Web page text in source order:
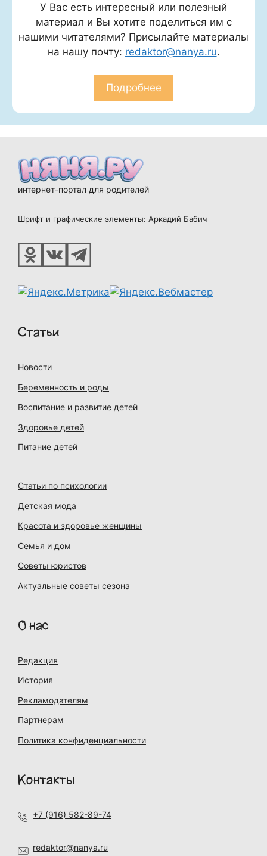
У Вас есть интересный или полезный
материал и Вы хотите поделиться им с
нашими читателями? Присылайте материалы
на нашу почту: redaktor@nanya.ru.
Подробнее
интернет-портал для родителей
Шрифт и графические элементы: Аркадий Бабич
Статьи
Новости
Беременность и роды
Воспитание и развитие детей
Здоровье детей
Питание детей
Статьи по психологии
Детская мода
Красота и здоровье женщины
Семья и дом
Советы юристов
Актуальные советы сезона
О нас
Редакция
История
Рекламодателям
Партнерам
Политика конфиденциальности
Контакты
+7 (916) 582-89-74
redaktor@nanya.ru